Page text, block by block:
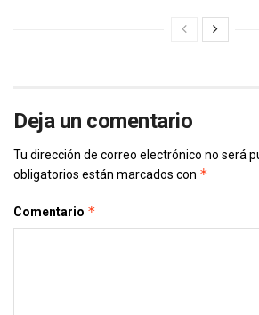
Deja un comentario
Tu dirección de correo electrónico no será
obligatorios están marcados con *
Comentario *